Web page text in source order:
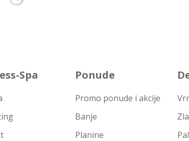
Spa Ponude
Promo ponude i akcije
Banje
Planine